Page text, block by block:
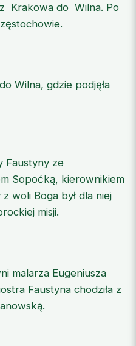
Krakowa do Wilna. Po
Wilna, gdzie podjęła
Faustyny ze
Sopoćką, kierownikiem
woli Boga był dla niej
misji.
malarza Eugeniusza
Faustyna chodziła z